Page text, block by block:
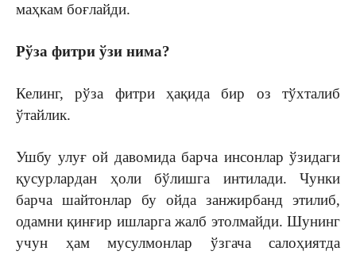
маҳкам боғлайди.
Рўза фитри ўзи нима?
Келинг, рўза фитри ҳақида бир оз тўхталиб
ўтайлик.
Ушбу улуғ ой давомида барча инсонлар ўзидаги
қусурлардан ҳоли бўлишга интилади. Чунки
барча шайтонлар бу ойда занжирбанд этилиб,
одамни қинғир ишларга жалб этолмайди. Шунинг
учун ҳам мусулмонлар ўзгача салоҳиятда